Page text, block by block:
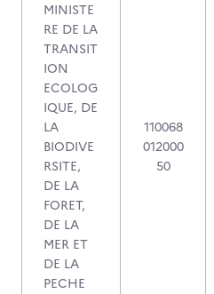
MINISTE
RE DE LA
TRANSIT
ION
ECOLOG
IQUE, DE
LA
BIODIVE
RSITE,
DE LA
FORET,
DE LA
MER ET
DE LA
PECHE
110068
012000
50